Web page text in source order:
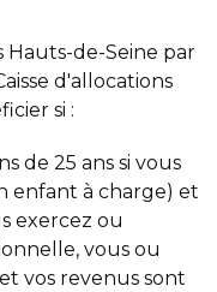
Hauts-de-Seine par
d'allocations
si :
de 25 ans si vous
enfant à charge) et
exercez ou
vous ou
vos revenus sont